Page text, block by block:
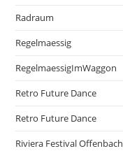
Radraum
Regelmaessig
RegelmaessigImWaggon
Retro Future Dance
Retro Future Dance
Riviera Festival Offenbach